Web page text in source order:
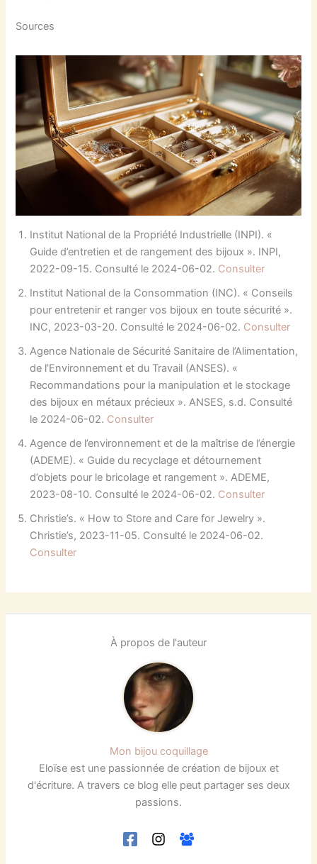
Sources
Institut National de la Propriété Industrielle (INPI). «
Guide d’entretien et de rangement des bijoux ». INPI,
2022-09-15. Consulté le 2024-06-02. Consulter
Institut National de la Consommation (INC). « Conseils
pour entretenir et ranger vos bijoux en toute sécurité ».
INC, 2023-03-20. Consulté le 2024-06-02. Consulter
Agence Nationale de Sécurité Sanitaire de l’Alimentation,
de l’Environnement et du Travail (ANSES). «
Recommandations pour la manipulation et le stockage
des bijoux en métaux précieux ». ANSES, s.d. Consulté
le 2024-06-02. Consulter
Agence de l’environnement et de la maîtrise de l’énergie
(ADEME). « Guide du recyclage et détournement
d’objets pour le bricolage et rangement ». ADEME,
2023-08-10. Consulté le 2024-06-02. Consulter
Christie’s. « How to Store and Care for Jewelry ».
Christie’s, 2023-11-05. Consulté le 2024-06-02.
Consulter
À propos de l'auteur
Mon bijou coquillage
Eloïse est une passionnée de création de bijoux et
d'écriture. A travers ce blog elle peut partager ses deux
passions.